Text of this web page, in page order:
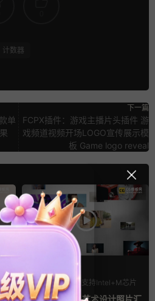
计数器
单
下一篇
FCPX插件：游戏主播片头插件 游
戏频道视频开场LOGO宣传展示模
板 Game logo reveal
FCPX发生器
LOGO动画
支持Intel+M芯片
汇聚